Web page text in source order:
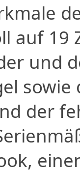
auf 19
und
sowie
der